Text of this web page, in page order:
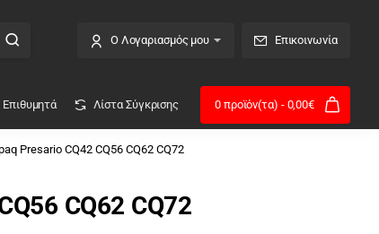
Ο Λογαριασμός μου Επικοινωνία
Επιθυμητά Λίστα Σύγκρισης 0 προϊόν(τα) - 0,00€
CQ62 CQ72
Presario CQ42 CQ56 CQ62 CQ72